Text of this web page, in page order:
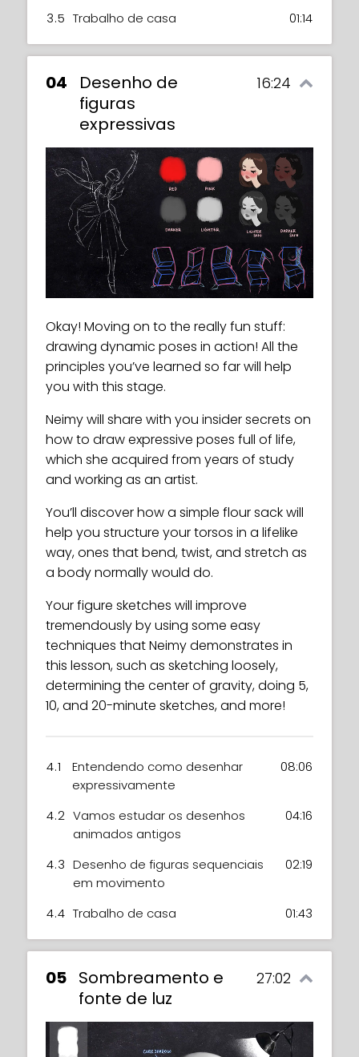
3.5 Trabalho de casa 01:14
04
Desenho de
figuras
expressivas
16:24
Okay! Moving on to the really fun stuff:
drawing dynamic poses in action! All the
principles you’ve learned so far will help
you with this stage.
Neimy will share with you insider secrets on
how to draw expressive poses full of life,
which she acquired from years of study
and working as an artist.
You’ll discover how a simple flour sack will
help you structure your torsos in a lifelike
way, ones that bend, twist, and stretch as
a body normally would do.
Your figure sketches will improve
tremendously by using some easy
techniques that Neimy demonstrates in
this lesson, such as sketching loosely,
determining the center of gravity, doing 5,
10, and 20-minute sketches, and more!
4.1
Entendendo como desenhar
expressivamente
08:06
4.2 Vamos estudar os desenhos
animados antigos
04:16
4.3 Desenho de figuras sequenciais
em movimento
02:19
4.4 Trabalho de casa 01:43
05 Sombreamento e
fonte de luz
27:02